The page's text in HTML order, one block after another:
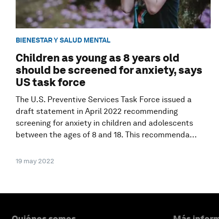
BIENESTAR Y SALUD MENTAL
Children as young as 8 years old
should be screened for anxiety, says
US task force
The U.S. Preventive Services Task Force issued a
draft statement in April 2022 recommending
screening for anxiety in children and adolescents
between the ages of 8 and 18. This recommenda...
19 may 2022